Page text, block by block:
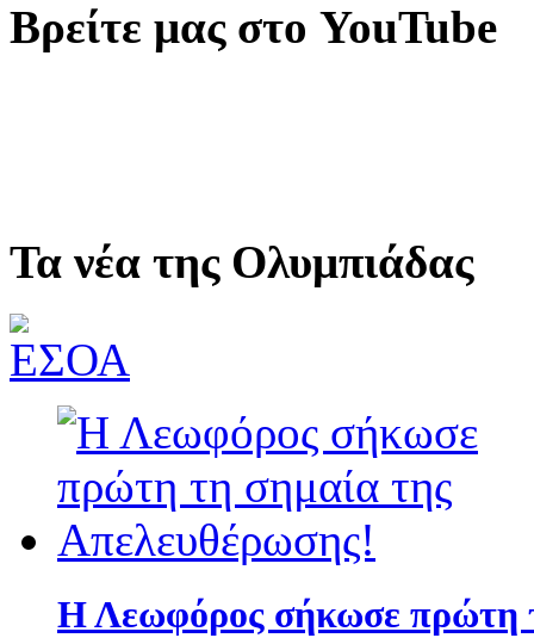
Βρείτε μας στο YouTube
Τα νέα της Ολυμπιάδας
Η Λεωφόρος σήκωσε πρώτη